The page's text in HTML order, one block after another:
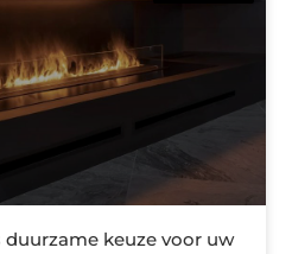
duurzame keuze voor uw